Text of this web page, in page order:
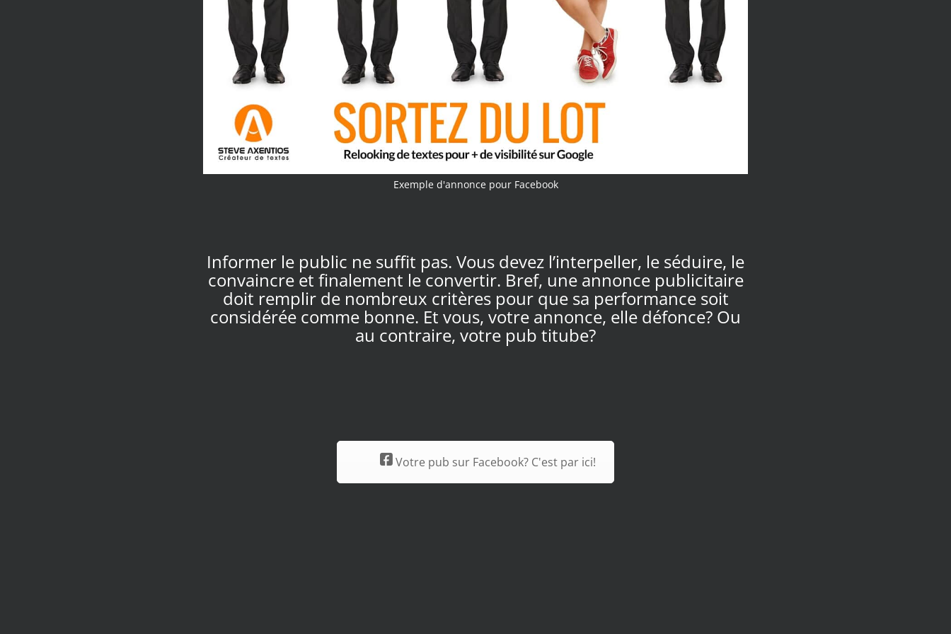
Exemple d'annonce pour Facebook
Informer le public ne suffit pas. Vous devez l’interpeller, le séduire, le
convaincre et finalement le convertir. Bref, une annonce publicitaire
doit remplir de nombreux critères pour que sa performance soit
considérée comme bonne. Et vous, votre annonce, elle défonce? Ou
au contraire, votre pub titube?
Votre pub sur Facebook? C'est par ici!